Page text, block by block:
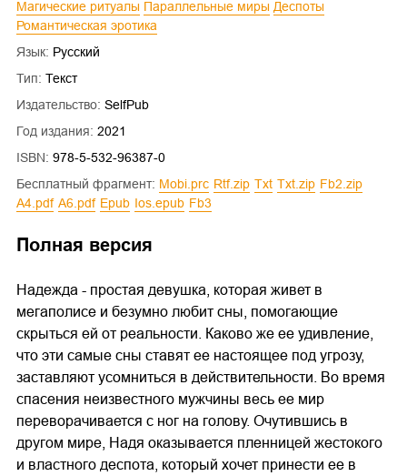
Магические ритуалы
Параллельные миры
Деспоты
Романтическая эротика
Язык: Русский
Тип: Текст
Издательство: SelfPub
Год издания: 2021
ISBN: 978-5-532-96387-0
Бесплатный фрагмент:
mobi.prc rtf.zip txt txt.zip
fb2.zip
a4.pdf
a6.pdf epub ios.epub fb3
Полная версия
Надежда - простая девушка, которая живет в
мегаполисе и безумно любит сны, помогающие
скрыться ей от реальности. Каково же ее удивление,
что эти самые сны ставят ее настоящее под угрозу,
заставляют усомниться в действительности. Во время
спасения неизвестного мужчины весь ее мир
переворачивается с ног на голову. Очутившись в
другом мире, Надя оказывается пленницей жестокого
и властного деспота, который хочет принести ее в